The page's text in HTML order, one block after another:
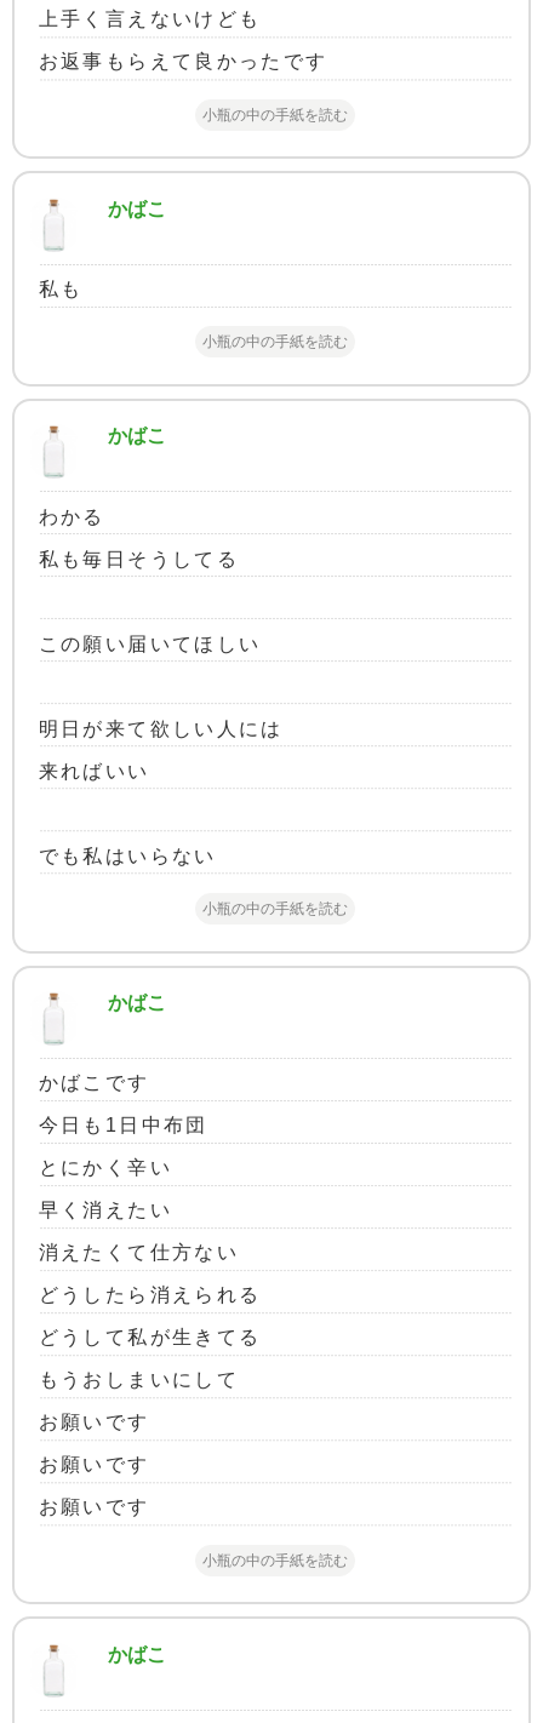
上手く言えないけども
お返事もらえて良かったです
小瓶の中の手紙を読む
かばこ
私も
小瓶の中の手紙を読む
かばこ
わかる
私も毎日そうしてる
この願い届いてほしい
明日が来て欲しい人には
来ればいい
でも私はいらない
小瓶の中の手紙を読む
かばこ
かばこです
今日も1日中布団
とにかく辛い
早く消えたい
消えたくて仕方ない
どうしたら消えられる
どうして私が生きてる
もうおしまいにして
お願いです
お願いです
お願いです
小瓶の中の手紙を読む
かばこ